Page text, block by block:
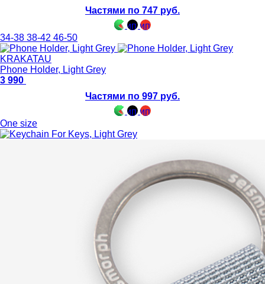
Частями по 747 руб.
34-38 38-42 46-50
KRAKATAU
Phone Holder, Light Grey
3 990
Частями по 997 руб.
One size